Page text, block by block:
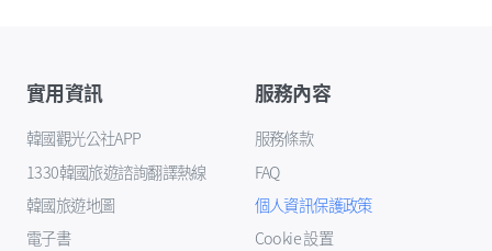
實用資訊
韓國觀光公社APP
1330韓國旅遊諮詢翻譯熱線
韓國旅遊地圖
電子書
服務內容
服務條款
FAQ
個人資訊保護政策
Cookie 設置